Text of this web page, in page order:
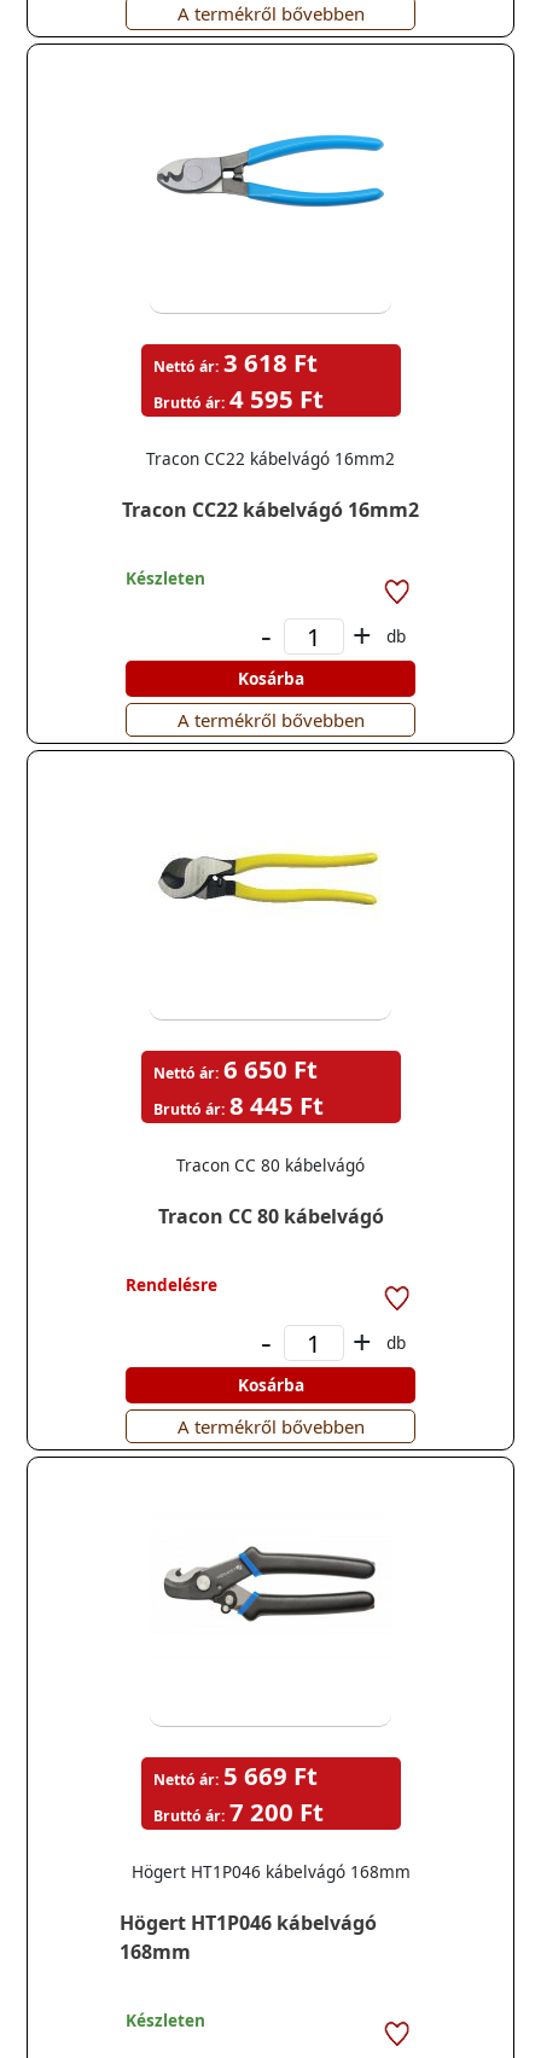
A termékről bővebben
Tracon CC22 kábelvágó 16mm2
Tracon CC22 kábelvágó 16mm2
Nettó ár: 3 618 Ft
Bruttó ár: 4 595 Ft
Készleten
- +
db
Kosárba
A termékről bővebben
Tracon CC 80 kábelvágó
Tracon CC 80 kábelvágó
Nettó ár: 6 650 Ft
Bruttó ár: 8 445 Ft
Rendelésre
- +
db
Kosárba
A termékről bővebben
Högert HT1P046 kábelvágó
168mm
Högert HT1P046 kábelvágó 168mm
Nettó ár: 5 669 Ft
Bruttó ár: 7 200 Ft
Készleten